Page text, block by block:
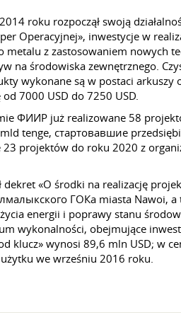
roku rozpoczął swoją
Operacyjnej», inwestycje w
z zastosowaniem nowych
na środowiska zewnętrznego.
wykonane są w postaci
7000 USD do 7250 USD.
ФИИР już realizowane 58
tenge, стартовавшие
projektów do roku 2020 z
dekret «O środki na realizację
ГОКа miasta Nawoi,
energii i poprawy stanu
wykonalności, obejmujące
klucz» wynosi 89,6 mln USD; w
we wrześniu 2016 roku.